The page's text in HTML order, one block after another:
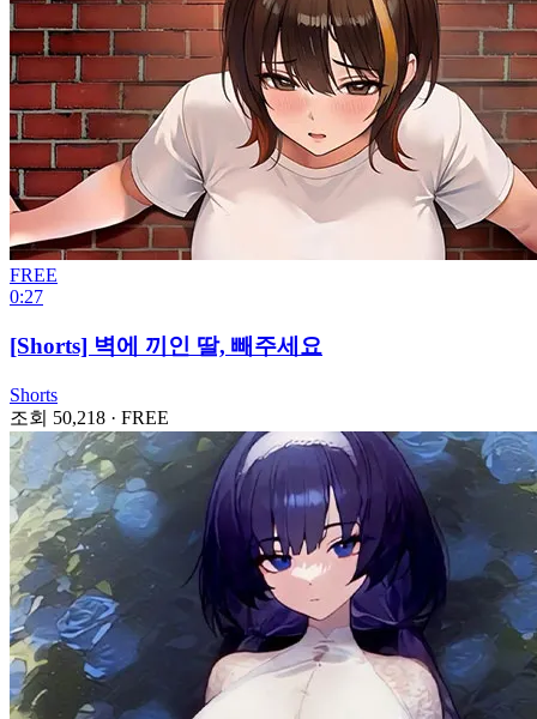
FREE
0:27
[Shorts] 벽에 끼인 딸, 빼주세요
Shorts
조회 50,218 · FREE